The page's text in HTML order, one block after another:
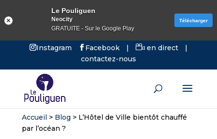
Instagram Facebook | en direct
|
contactez-nous
Accueil> Blog > L’Hôtel de Ville bientôt chauffé
par l’océan ?
Le Pouliguen
Neocity
GRATUITE - Sur le Google Play
Télécharger